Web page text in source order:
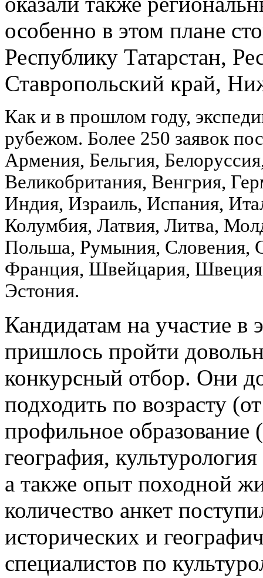
особенно в этом плане
Республику Татарстан,
Ставропольский край,
Как и в прошлом году,
рубежом. Более 250 заявок
Армения, Бельгия,
Великобритания, Венгрия,
Индия, Израиль, Испания,
Колумбия, Латвия, Литва,
Польша, Румыния,
Франция, Швейцария,
Эстония.
Кандидатам на участие в
пришлось пройти
конкурсный отбор. Они
подходить по возрасту
профильное образование
география,
а также опыт походной
количество анкет
исторических и
специалистов по